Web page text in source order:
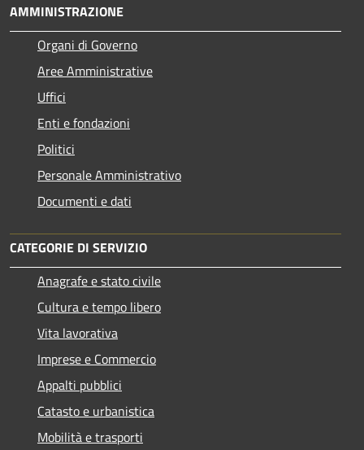
AMMINISTRAZIONE
Organi di Governo
Aree Amministrative
Uffici
Enti e fondazioni
Politici
Personale Amministrativo
Documenti e dati
CATEGORIE DI SERVIZIO
Anagrafe e stato civile
Cultura e tempo libero
Vita lavorativa
Imprese e Commercio
Appalti pubblici
Catasto e urbanistica
Mobilità e trasporti